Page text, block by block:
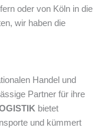
oder von Köln in die
wir haben die
Handel und
Partner für ihre
bietet
und kümmert